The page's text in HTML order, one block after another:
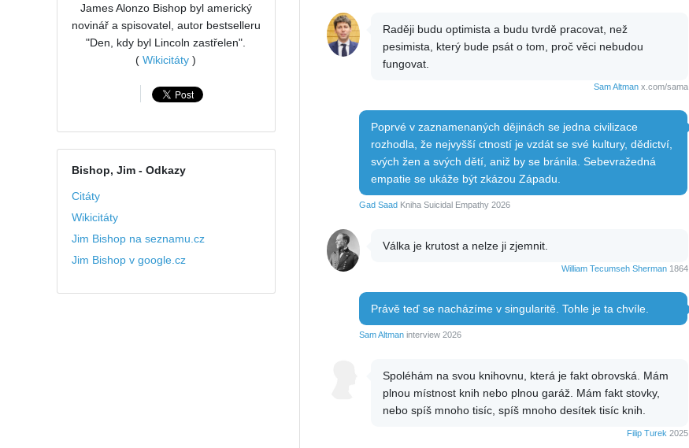
James Alonzo Bishop byl americký
novinář a spisovatel, autor bestselleru
"Den, kdy byl Lincoln zastřelen".
(Wikicitáty )
Bishop, Jim- Odkazy
Citáty
Wikicitáty
Jim Bishop na seznamu.cz
Jim Bishop v google.cz
Raději budu optimista a budu tvrdě pracovat, než
pesimista, který bude psát o tom, proč věci nebudou
fungovat.
Sam Altmanx.com/sama
Poprvé v zaznamenaných dějinách se jedna civilizace
rozhodla, že nejvyšší ctností je vzdát se své kultury, dědictví,
svých žen a svých dětí, aniž by se bránila. Sebevražedná
empatie se ukáže být zkázou Západu.
Gad SaadKniha Suicidal Empathy 2026
Válka je krutost a nelze ji zjemnit.
William Tecumseh Sherman1864
Právě teď se nacházíme v singularitě. Tohle je ta chvíle.
Sam Altmaninterview 2026
Spoléhám na svou knihovnu, která je fakt obrovská. Mám
plnou místnost knih nebo plnou garáž. Mám fakt stovky,
nebo spíš mnoho tisíc, spíš mnoho desítek tisíc knih.
Filip Turek 2025